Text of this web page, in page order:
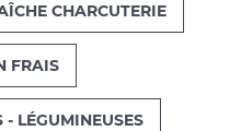
CHARCUTERIE
FRAIS
- LÉGUMINEUSES